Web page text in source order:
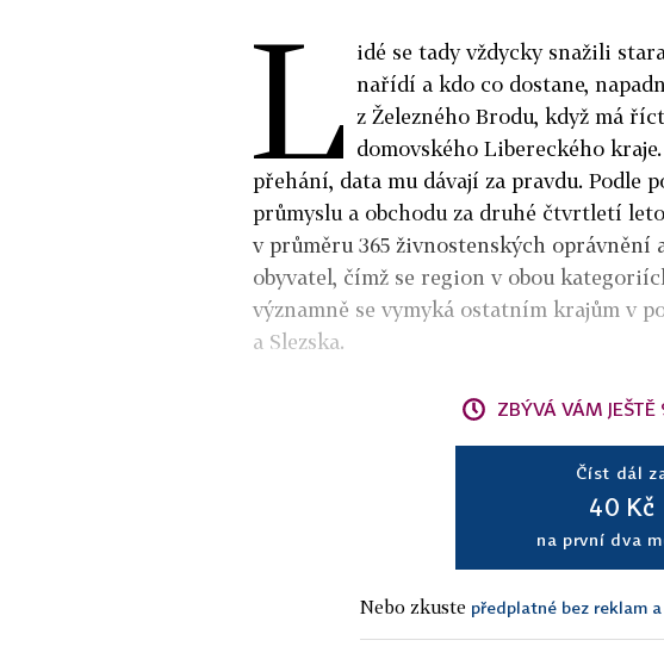
L idé se tady vždycky snažili
nařídí a kdo co dostane,
z Železného Brodu, když má
domovského Libereckého
přehání, data mu dávají za pravdu.
průmyslu a obchodu za druhé čtvrtletí
v průměru 365 živnostenských oprávnění
obyvatel, čímž se region v obou
významně se vymyká ostatním krajům v
a Slezska.
ZBÝVÁ VÁM
Číst dál
40 Kč
na první dva
Nebo zkuste předplatné bez reklam